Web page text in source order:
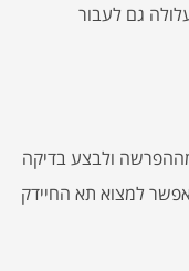
גם לעבור
ולבצע בדיקה
למצוא תא החיידק